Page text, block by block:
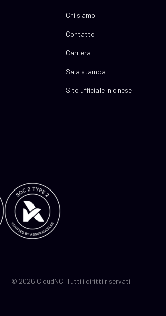
Chi siamo
Contatto
Carriera
Sala stampa
Sito ufficiale in cinese
© 2026 CloudNC. Tutti i diritti riservati.